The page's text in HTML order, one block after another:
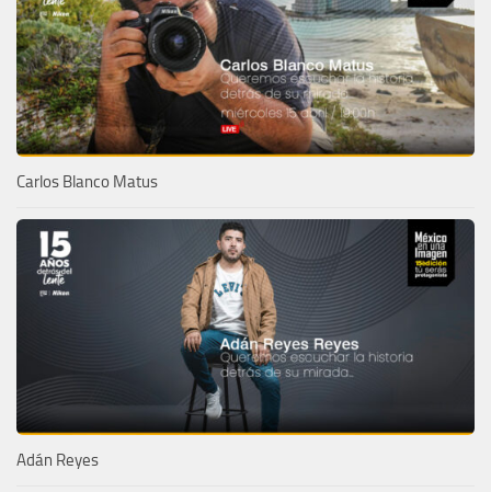
Carlos Blanco Matus
Adán Reyes